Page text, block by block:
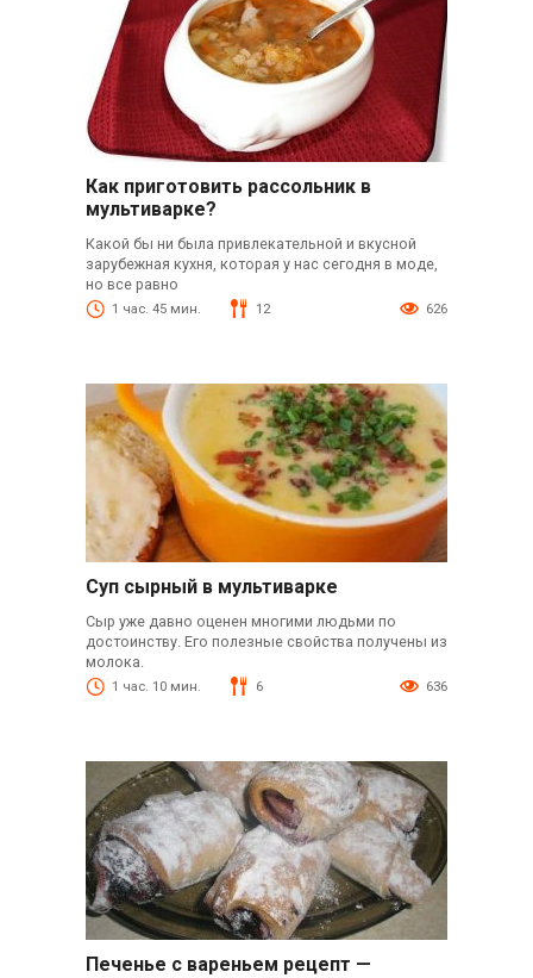
Как приготовить рассольник в
мультиварке?
Какой бы ни была привлекательной и вкусной
зарубежная кухня, которая у нас сегодня в моде,
но все равно
1 час. 45 мин. 12 626
Суп сырный в мультиварке
Сыр уже давно оценен многими людьми по
достоинству. Его полезные свойства получены из
молока.
1 час. 10 мин. 6 636
Печенье с вареньем рецепт —